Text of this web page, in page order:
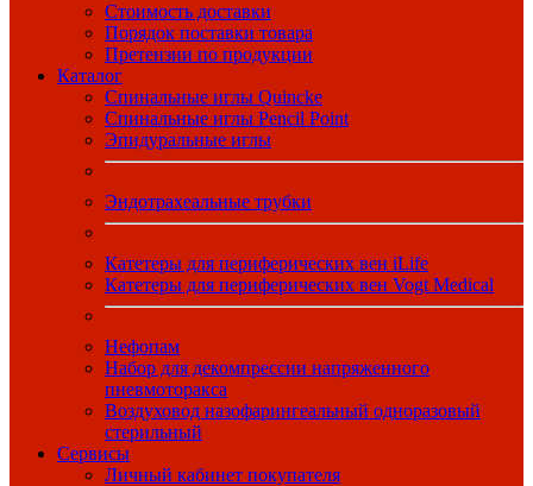
Стоимость доставки
Порядок поставки товара
Претензии по продукции
Каталог
Спинальные иглы Quincke
Спинальные иглы Pencil Point
Эпидуральные иглы
Эндотрахеальные трубки
Катетеры для периферических вен iLife
Катетеры для периферических вен Vogt Medical
Нефопам
Набор для декомпрессии напряженного
пневмоторакса
Воздуховод назофарингеальный одноразовый
стерильный
Сервисы
Личный кабинет покупателя